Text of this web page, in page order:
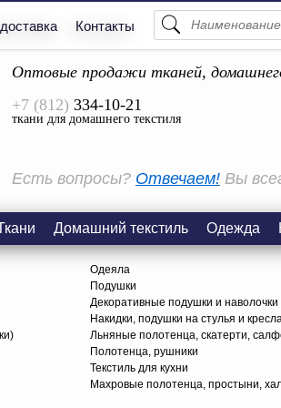
Контакты
Оптовые продажи тканей,
+7 (812) 334-10-21
ткани для домашнего текстиля
Есть вопросы? Отвечаем! Вы
Домашний текстиль Одежда
Одеяла
Подушки
Декоративные подушки и наволочки
Накидки, подушки на стулья и
Льняные полотенца, скатерти,
Полотенца, рушники
Текстиль для кухни
Махровые полотенца, простыни,